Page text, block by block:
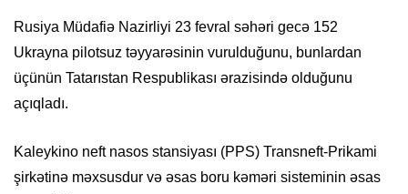
Rusiya Müdafiə Nazirliyi 23 fevral səhəri gecə 152
Ukrayna pilotsuz təyyarəsinin vurulduğunu, bunlardan
üçünün Tatarıstan Respublikası ərazisində olduğunu
açıqladı.
Kaleykino neft nasos stansiyası (PPS) Transneft-Prikami
şirkətinə məxsusdur və əsas boru kəməri sisteminin əsas